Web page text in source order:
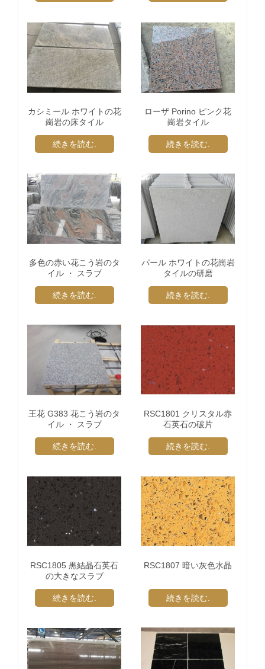
カシミール ホワイトの花
崗岩の床タイル
続きを読む.
ローザ Porino ピンク花
崗岩タイル
続きを読む.
多色の赤い花こう岩のタ
イル ・ スラブ
続きを読む.
パール ホワイトの花崗岩
タイルの研磨
続きを読む.
王花 G383 花こう岩のタ
イル ・ スラブ
続きを読む.
RSC1801 クリスタル赤
石英石の破片
続きを読む.
RSC1805 黒結晶石英石
の大きなスラブ
続きを読む.
RSC1807 暗い灰色水晶
続きを読む.